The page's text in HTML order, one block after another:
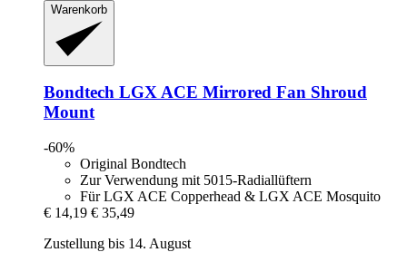
Warenkorb
Bondtech LGX ACE Mirrored Fan Shroud
Mount
-60%
Original Bondtech
Zur Verwendung mit 5015-Radiallüftern
Für LGX ACE Copperhead & LGX ACE Mosquito
€ 14,19 € 35,49
Zustellung bis 14. August